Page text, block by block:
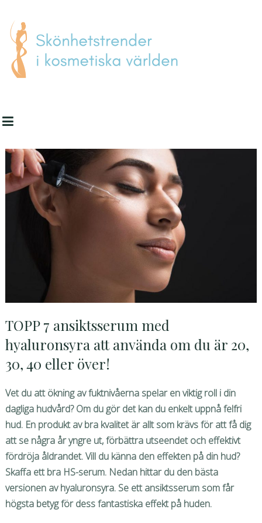
TOPP 7 ansiktsserum med
hyaluronsyra att använda om du är 20,
30, 40 eller över!
Vet du att ökning av fuktnivåerna spelar en viktig roll i din
dagliga hudvård? Om du gör det kan du enkelt uppnå felfri
hud. En produkt av bra kvalitet är allt som krävs för att få dig
att se några år yngre ut, förbättra utseendet och effektivt
fördröja åldrandet. Vill du känna den effekten på din hud?
Skaffa ett bra HS-serum. Nedan hittar du den bästa
versionen av hyaluronsyra. Se ett ansiktsserum som får
högsta betyg för dess fantastiska effekt på huden.